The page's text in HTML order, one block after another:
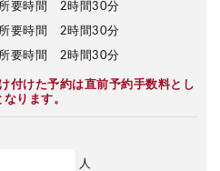
要時間 2時間30分
要時間 2時間30分
要時間 2時間30分
付けた予約は直前予約手数料とし
ります。
人